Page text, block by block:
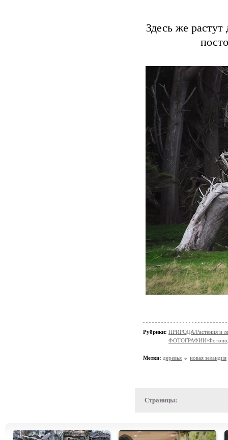
Здесь же
Рубрики: ПРИРОДА/Растения и
ФОТОГРАФИИ/
Метки: деревья новая зеландия
Страницы: